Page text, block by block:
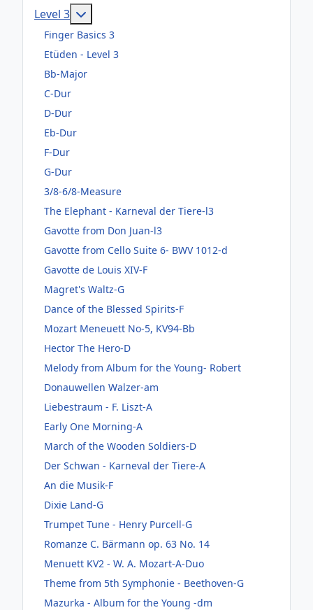
Level 3
Finger Basics 3
Etüden - Level 3
Bb-Major
C-Dur
D-Dur
Eb-Dur
F-Dur
G-Dur
3/8-6/8-Measure
The Elephant - Karneval der Tiere-l3
Gavotte from Don Juan-l3
Gavotte from Cello Suite 6- BWV 1012-d
Gavotte de Louis XIV-F
Magret's Waltz-G
Dance of the Blessed Spirits-F
Mozart Meneuett No-5, KV94-Bb
Hector The Hero-D
Melody from Album for the Young- Robert
Donauwellen Walzer-am
Liebestraum - F. Liszt-A
Early One Morning-A
March of the Wooden Soldiers-D
Der Schwan - Karneval der Tiere-A
An die Musik-F
Dixie Land-G
Trumpet Tune - Henry Purcell-G
Romanze C. Bärmann op. 63 No. 14
Menuett KV2 - W. A. Mozart-A-Duo
Theme from 5th Symphonie - Beethoven-G
Mazurka - Album for the Young -dm